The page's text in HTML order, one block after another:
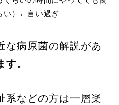
い）←言い過ぎ
な病原菌の解説があ
。
系などの方は一層楽